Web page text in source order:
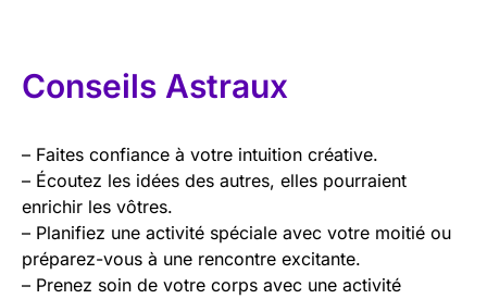
Conseils Astraux
– Faites confiance à votre intuition créative.
– Écoutez les idées des autres, elles pourraient
enrichir les vôtres.
– Planifiez une activité spéciale avec votre moitié ou
préparez-vous à une rencontre excitante.
– Prenez soin de votre corps avec une activité